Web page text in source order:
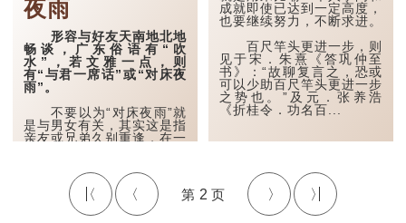
语》中也有相关的故事，一
位名为满奋的大臣，从小生
活在南方，特别怕冷，在洛
阳冬...
夜雨
形容与好友天南地北地
畅谈，广东俗语有“吹
水”，若文雅一点，则
有“与君一席话”或“对床夜
雨”。
不要以为“对床夜雨”就
是与男女有关，其实这是指
亲友或兄弟久别重逢，在一
白居易《雨中招张司业
宿》就有：“能来同宿否，
听雨对床眠。”“听雨”古时
就是一件风雅之事，而能与
成就即使已达到一定高度，
也要继续努力，不断求进。
百尺竿头更进一步，则
见于宋．朱熹《答巩仲至
书》：“故聊复言之，恐或
可以少助百尺竿头更进一步
之势也。”及元．张养浩
《折桂令．功名百...
2